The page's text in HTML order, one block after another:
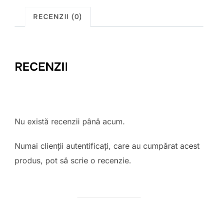
RECENZII (0)
RECENZII
Nu există recenzii până acum.
Numai clienții autentificați, care au cumpărat acest
produs, pot să scrie o recenzie.